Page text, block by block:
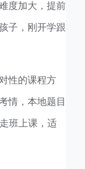
度加大，提前
子，刚开学跟
性的课程方
情，本地题目
班上课，适